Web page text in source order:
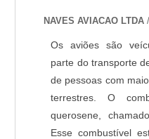
NAVES AVIACAO LTDA
Os aviões são
parte do transporte
de pessoas com
terrestres. O
querosene,
Esse combustível